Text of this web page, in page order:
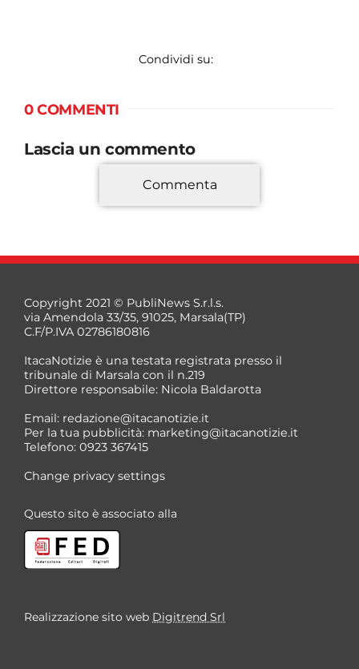
Condividi su:
0 COMMENTI
Lascia un commento
*
*
Commenta
Copyright 2021 © PubliNews S.r.l.s.
via Amendola 33/35, 91025, Marsala(TP)
C.F/P.IVA 02786180816
ItacaNotizie è una testata registrata presso il
tribunale di Marsala con il n.219
Direttore responsabile: Nicola Baldarotta
Email: redazione@itacanotizie.it
Per la tua pubblicità: marketing@itacanotizie.it
Telefono: 0923 367415
Change privacy settings
Questo sito è associato alla
Realizzazione sito web Digitrend Srl